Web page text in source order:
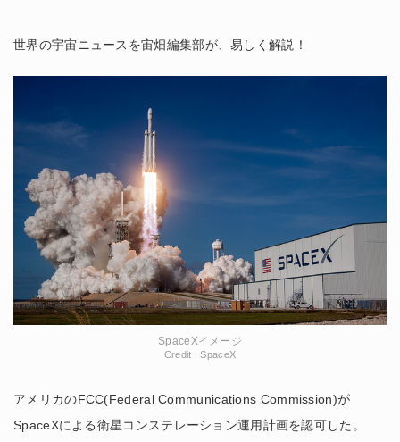
世界の宇宙ニュースを宙畑編集部が、易しく解説！
SpaceXイメージ
Credit : SpaceX
アメリカのFCC(Federal Communications Commission)が
SpaceXによる衛星コンステレーション運用計画を認可した。